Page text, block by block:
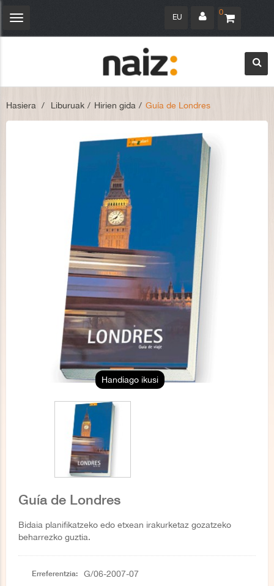
0
EU
Navegación
Hasiera > Liburuak > Hirien gida > Guía de Londres
Handiago ikusi
Guía de Londres
Bidaia planifikatzeko edo etxean irakurketaz gozatzeko
beharrezko guztia.
Erreferentzia: G/06-2007-07